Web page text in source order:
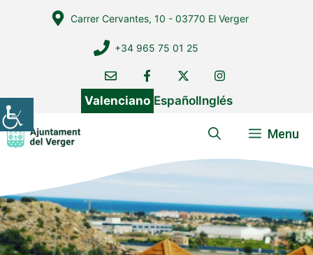
Carrer Cervantes, 10 - 03770 El Verger
+34 965 75 01 25
Valenciano EspañolInglés
Menu